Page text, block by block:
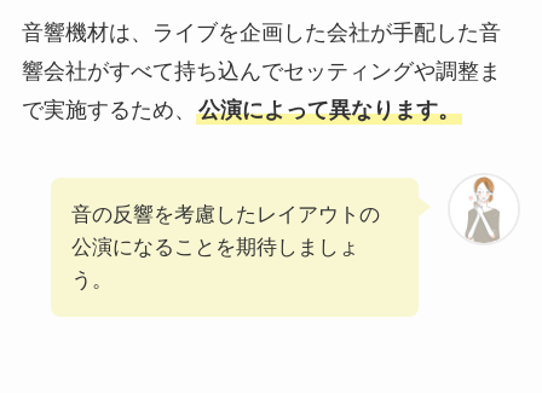
音響機材は、ライブを企画した会社が手配した音
響会社がすべて持ち込んでセッティングや調整ま
で実施するため、 公演によって異なります。
音の反響を考慮したレイアウトの
公演になることを期待しましょ
う。